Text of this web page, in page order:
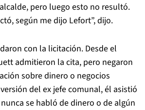
pero luego esto no resultó.
según me dijo Lefort”, dijo.
con la licitación. Desde el
admitieron la cita, pero negaron
sobre dinero o negocios
del ex jefe comunal, él asistió
se habló de dinero o de algún